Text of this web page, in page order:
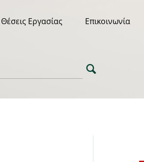
Θέσεις Εργασίας Επικοινωνία